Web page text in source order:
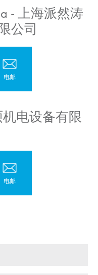
- 上海派然涛
公司
电设备有限